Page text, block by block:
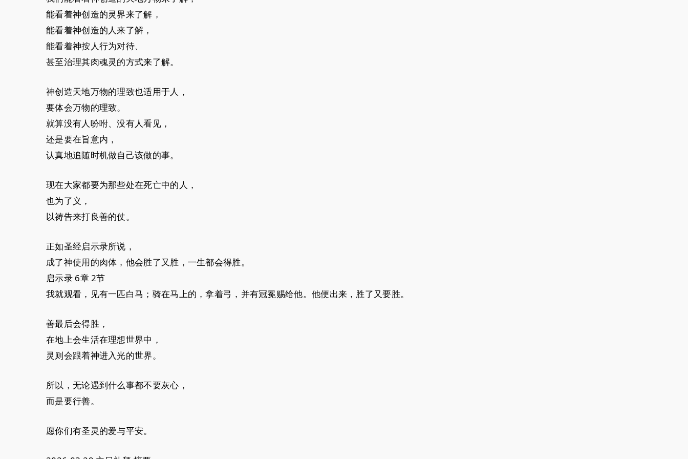
能看着神创造的灵界来了解，
能看着神创造的人来了解，
能看着神按人行为对待、
甚至治理其肉魂灵的方式来了解。
神创造天地万物的理致也适用于人，
要体会万物的理致。
就算没有人吩咐、没有人看见，
还是要在旨意内，
认真地追随时机做自己该做的事。
现在大家都要为那些处在死亡中的人，
也为了义，
以祷告来打良善的仗。
正如圣经启示录所说，
成了神使用的肉体，他会胜了又胜，一生都会得胜。
启示录 6章 2节
我就观看，见有一匹白马；骑在马上的，拿着弓，并有冠冕赐给他。他便出来，胜了又要胜。
善最后会得胜，
在地上会生活在理想世界中，
灵则会跟着神进入光的世界。
所以，无论遇到什么事都不要灰心，
而是要行善。
愿你们有圣灵的爱与平安。